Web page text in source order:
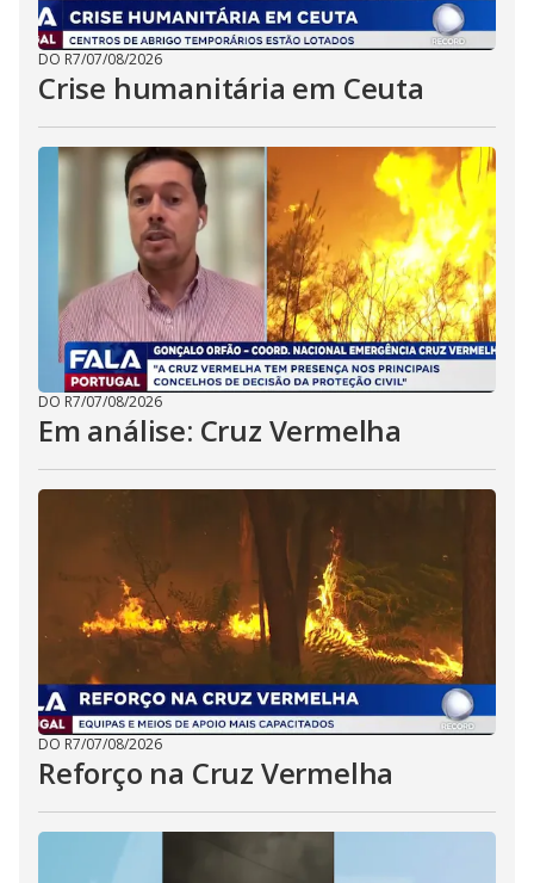
DO R7/07/08/2026
Crise humanitária em Ceuta
DO R7/07/08/2026
Em análise: Cruz Vermelha
DO R7/07/08/2026
Reforço na Cruz Vermelha